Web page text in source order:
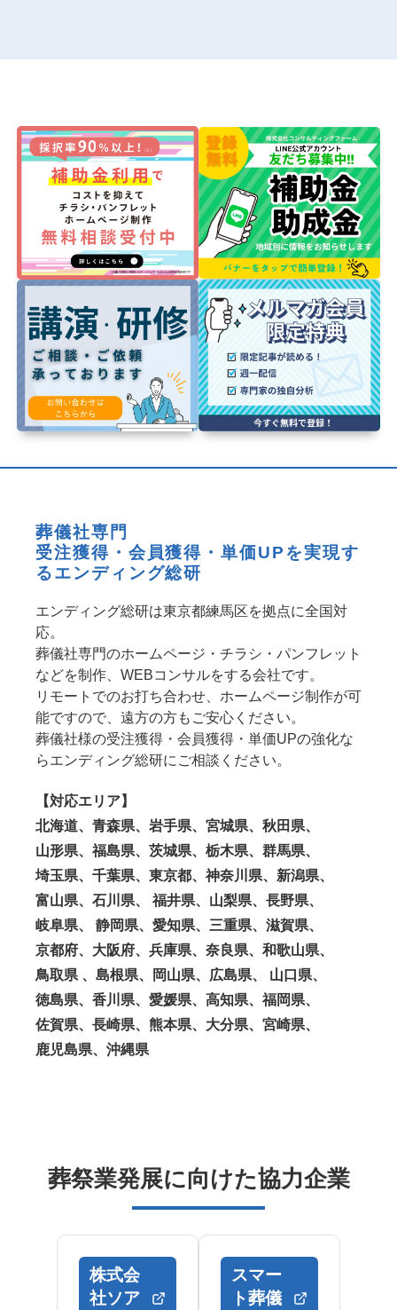
葬儀社専門
受注獲得・会員獲得・単価UPを実現す
るエンディング総研
エンディング総研は東京都練馬区を拠点に全国対
応。
葬儀社専門のホームページ・チラシ・パンフレット
などを制作、WEBコンサルをする会社です。
リモートでのお打ち合わせ、ホームページ制作が可
能ですので、遠方の方もご安心ください。
葬儀社様の受注獲得・会員獲得・単価UPの強化な
らエンディング総研にご相談ください。
【対応エリア】
北海道、青森県、岩手県、宮城県、秋田県、
山形県、福島県、茨城県、栃木県、群馬県、
埼玉県、千葉県、東京都、神奈川県、新潟県、
富山県、石川県、 福井県、山梨県、長野県、
岐阜県、 静岡県、愛知県、三重県、滋賀県、
京都府、大阪府、兵庫県、奈良県、和歌山県、
鳥取県 、島根県、岡山県、広島県、 山口県、
徳島県、香川県、愛媛県、高知県、福岡県、
佐賀県、長崎県、熊本県、大分県、宮崎県、
鹿児島県、沖縄県
葬祭業発展に向けた協力企業
株式会
社ソア
スマー
ト葬儀